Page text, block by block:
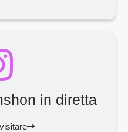
in diretta